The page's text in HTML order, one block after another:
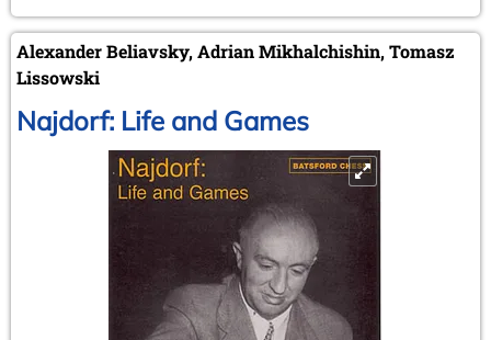
Alexander Beliavsky, Adrian Mikhalchishin, Tomasz
Lissowski
Najdorf: Life and Games